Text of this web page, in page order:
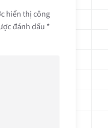
hiển thị công
đánh dấu *